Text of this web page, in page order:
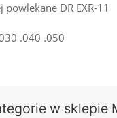
DR EXR-11
.040 .050
w sklepie